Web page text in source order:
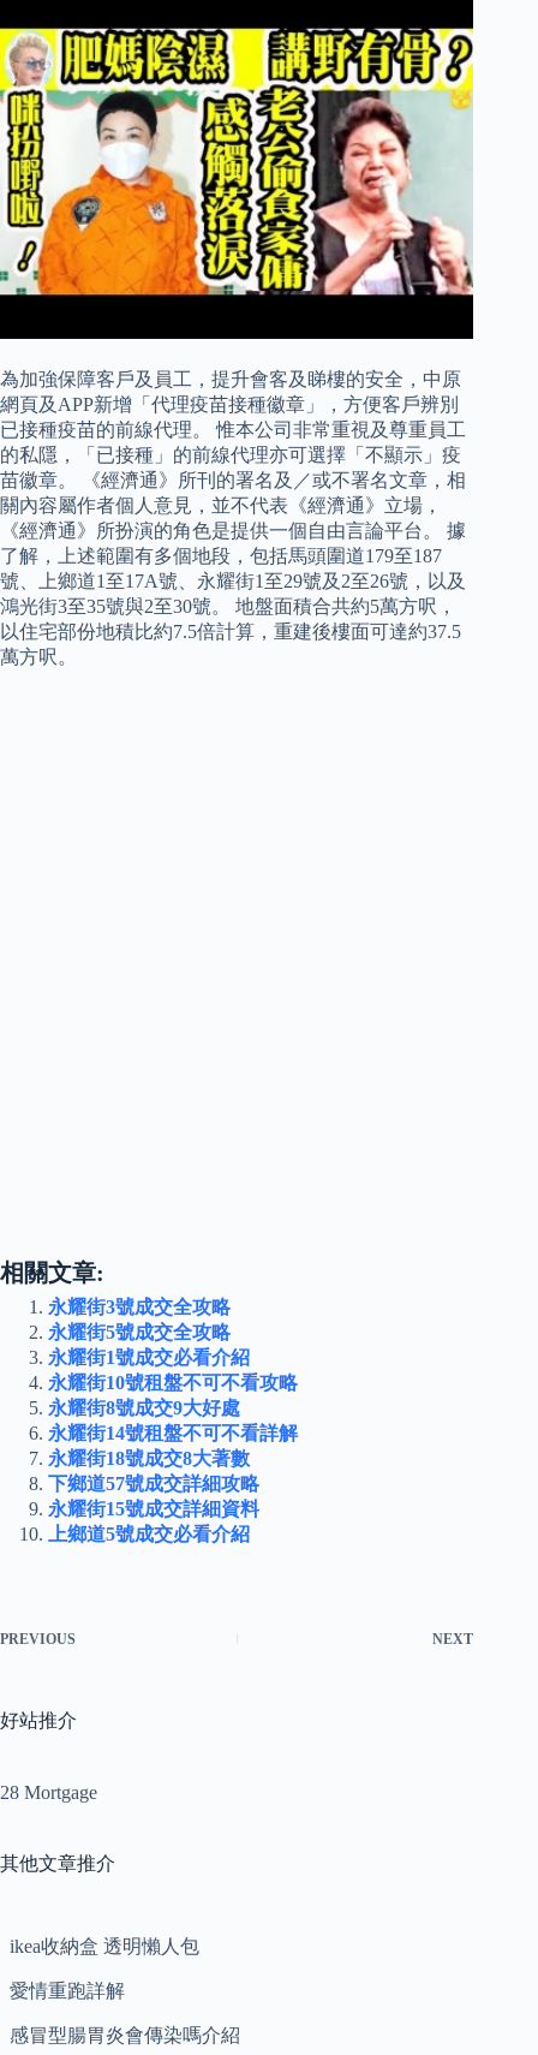
為加強保障客戶及員工，提升會客及睇樓的安全，中原
網頁及APP新增「代理疫苗接種徽章」，方便客戶辨別
已接種疫苗的前線代理。 惟本公司非常重視及尊重員工
的私隱，「已接種」的前線代理亦可選擇「不顯示」疫
苗徽章。 《經濟通》所刊的署名及／或不署名文章，相
關內容屬作者個人意見，並不代表《經濟通》立場，
《經濟通》所扮演的角色是提供一個自由言論平台。 據
了解，上述範圍有多個地段，包括馬頭圍道179至187
號、上鄉道1至17A號、永耀街1至29號及2至26號，以及
鴻光街3至35號與2至30號。 地盤面積合共約5萬方呎，
以住宅部份地積比約7.5倍計算，重建後樓面可達約37.5
萬方呎。
相關文章:
永耀街3號成交全攻略
永耀街5號成交全攻略
永耀街1號成交必看介紹
永耀街10號租盤不可不看攻略
永耀街8號成交9大好處
永耀街14號租盤不可不看詳解
永耀街18號成交8大著數
下鄉道57號成交詳細攻略
永耀街15號成交詳細資料
上鄉道5號成交必看介紹
PREVIOUS NEXT
好站推介
28 Mortgage
其他文章推介
ikea收納盒 透明懶人包
愛情重跑詳解
感冒型腸胃炎會傳染嗎介紹